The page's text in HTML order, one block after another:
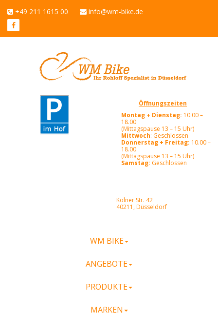
+49 211 1615 00 info@wm-bike.de
Öffnungszeiten
Montag + Dienstag: 10.00 –
18.00
(Mittagspause 13 – 15 Uhr)
Mittwoch: Geschlossen
Donnerstag + Freitag: 10.00 –
18.00
(Mittagspause 13 – 15 Uhr)
Samstag: Geschlossen
Kölner Str. 42
40211, Düsseldorf
WM BIKE
ANGEBOTE
PRODUKTE
MARKEN